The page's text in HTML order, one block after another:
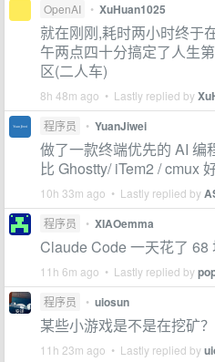
OpenAI • XuHuan1025
就在刚刚,耗时两小时终于
午两点四十分搞定了人生
区(二人车)
8h 48m ago • Lastly replied by
程序员 • YuanJiwei
做了一款终端优先的 AI 编
比 Ghostty/ iTem2 / cmux
10h 33m ago • Lastly replied by
程序员 • XIAOemma
Claude Code 一天花了 68
11h 6m ago • Lastly replied by
程序员 • uiosun
某些小游戏是不是在挖矿？
11h 23m ago • Lastly replied by